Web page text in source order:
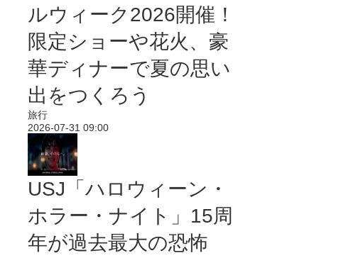
ルウィーク2026開催！
限定ショーや花火、豪
華ディナーで夏の思い
出をつくろう
旅行
2026-07-31 09:00
USJ「ハロウィーン・
ホラー・ナイト」15周
年が過去最大の恐怖